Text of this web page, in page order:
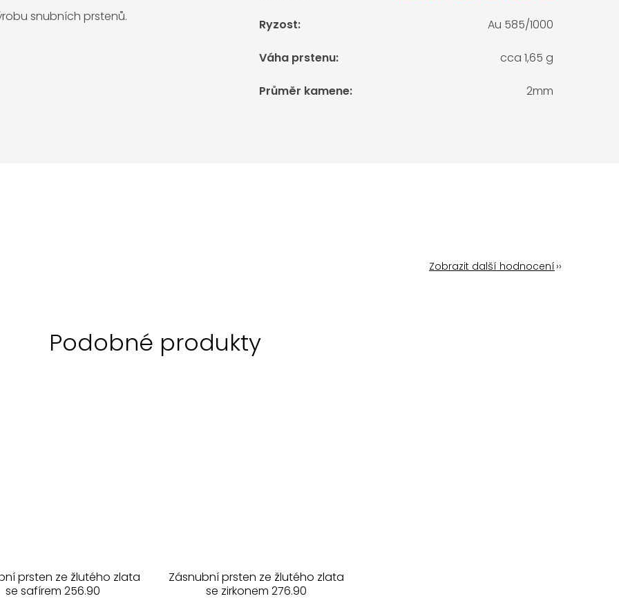
snubních prstenů.
Ryzost: Au 585/1000
Váha prstenu: cca 1,65 g
Průměr kamene: 2mm
Zobrazit další hodnocení
prsten ze žlutého zlata
se safírem 256.90
Zásnubní prsten ze žlutého zlata
se zirkonem 276.90